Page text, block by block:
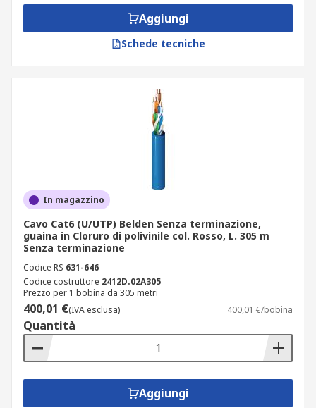
Aggiungi
Schede tecniche
In magazzino
Cavo Cat6 (U/UTP) Belden Senza terminazione,
guaina in Cloruro di polivinile col. Rosso, L. 305 m
Senza terminazione
Codice RS 631-646
Codice costruttore 2412D.02A305
Prezzo per 1 bobina da 305 metri
400,01 €(IVA esclusa) 400,01 €/bobina
Quantità
Aggiungi